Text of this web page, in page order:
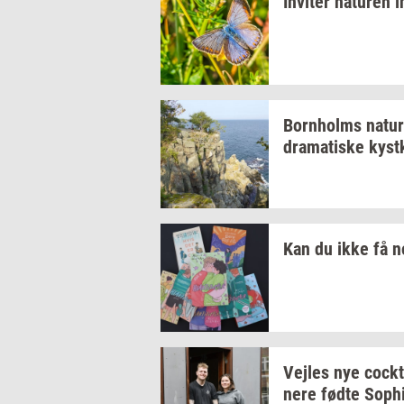
Born­holms
dra­ma­ti­ske
Kan du ikke få
Vej­les nye
ne­re fødte